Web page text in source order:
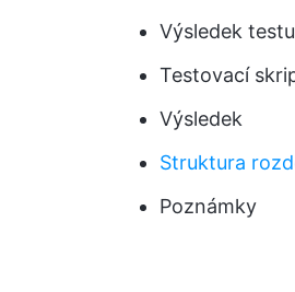
Výsledek
Testovací
Výsledek
Struktura
Poznámky